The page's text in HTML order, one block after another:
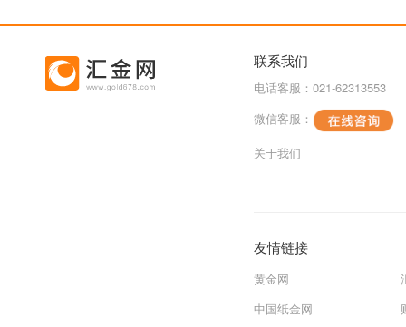
联系我们
电话客服：021-62313553
微信客服：
关于我们
友情链接
黄金网
中国纸金网